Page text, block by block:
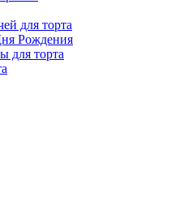
для торта
Рождения
для торта